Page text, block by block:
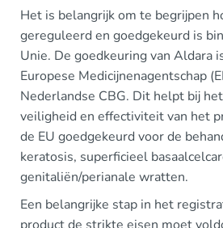
Het is belangrijk om te begrijpen
gereguleerd en goedgekeurd is
Unie. De goedkeuring van Aldara
Europese Medicijnenagentschap
Nederlandse CBG. Dit helpt bij
veiligheid en effectiviteit van het
de EU goedgekeurd voor de
keratosis, superficieel
genitaliën/perianale wratten.
Een belangrijke stap in het